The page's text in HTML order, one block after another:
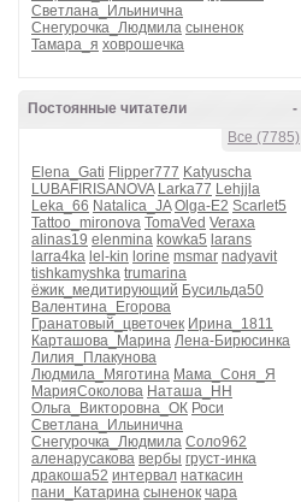
Светлана_Ильинична
Снегурочка_Людмила сыненок
Тамара_я ховрошечка
-
Постоянные читатели
Все (7785)
Elena_Gati Flipper777 Katyuscha
LUBAFIRISANOVA Larka77 Lehjjla
Leka_66 Natalica_JA Olga-E2 Scarlet5
Tattoo_mironova TomaVed Veraxa
alinas19 elenmina kowka5 larans
larra4ka lel-kin lorine msmar nadyavit
tishkamyshka trumarina
ёжик_медитирующий Бусильда50
Валентина_Егорова
Гранатовый_цветочек Ирина_1811
Карташова_Марина Лена-Бирюсинка
Лилия_Плакунова
Людмила_Мяготина Мама_Соня_Я
МарияСоколова Наташа_НН
Ольга_Викторовна_ОК Роси
Светлана_Ильинична
Снегурочка_Людмила Соло962
аленарусакова вербы груст-инка
дракоша52 интервал наткасин
пани_Катарина сыненок чара